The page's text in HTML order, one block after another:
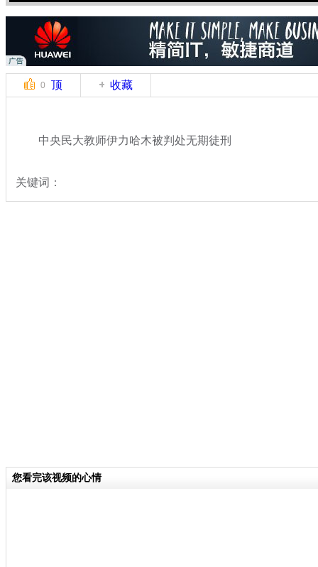
0 顶 收藏
中央民大教师伊力哈木被判处无期徒刑
关键词：
您看完该视频的心情